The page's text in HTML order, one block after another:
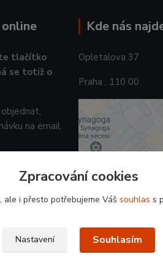
online
tlačítko
se totiž o
na email.
Kde nás
Opletalova 37
Praha , 110 00
Zpracování cookies
i přesto potřebujeme Váš souhlas s
Nastavení Souhlasím